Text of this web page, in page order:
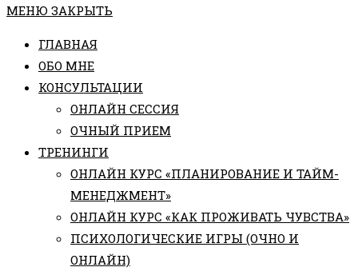
САЙТУ
сайте
МЕНЮ ЗАКРЫТЬ
ГЛАВНАЯ
ОБО МНЕ
КОНСУЛЬТАЦИИ
ОНЛАЙН СЕССИЯ
ОЧНЫЙ ПРИЕМ
ТРЕНИНГИ
ОНЛАЙН КУРС «ПЛАНИРОВАНИЕ И ТАЙМ-
МЕНЕДЖМЕНТ»
ОНЛАЙН КУРС «КАК ПРОЖИВАТЬ ЧУВСТВА»
ПСИХОЛОГИЧЕСКИЕ ИГРЫ (ОЧНО И
ОНЛАЙН)